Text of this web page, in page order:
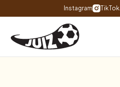
Instagram TikTok